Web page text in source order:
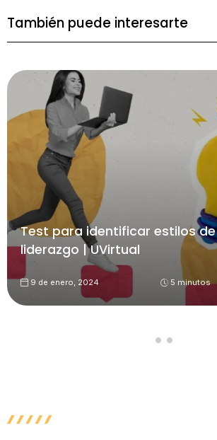
También puede interesarte
Test para identificar estilos de
liderazgo | UVirtual
9 de enero, 2024 5 minutos